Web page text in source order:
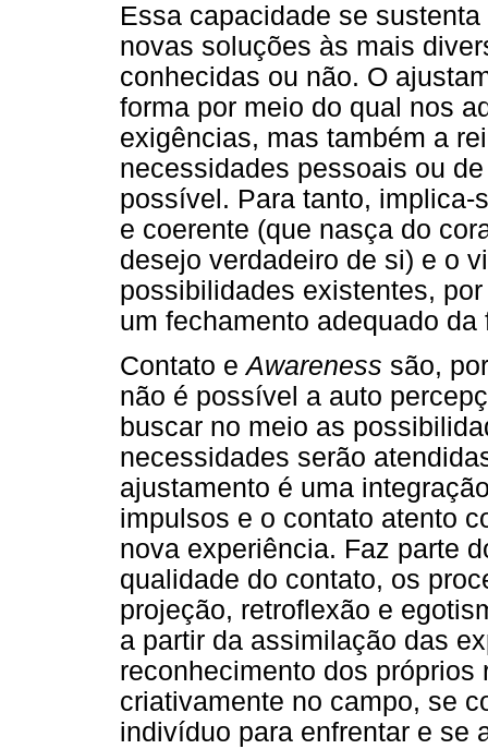
Essa capacidade se
novas soluções às mais
conhecidas ou não. O
forma por meio do qual nos
exigências, mas também a
necessidades pessoais ou
possível. Para tanto,
e coerente (que nasça do
desejo verdadeiro de si) e o
possibilidades existentes,
um fechamento adequado
Contato eAwareness são,
não é possível a auto
buscar no meio as
necessidades serão
ajustamento é uma
impulsos e o contato atento
nova experiência. Faz parte
qualidade do contato, os
projeção, retroflexão e
a partir da assimilação das
reconhecimento dos
criativamente no campo, se
indivíduo para enfrentar e se